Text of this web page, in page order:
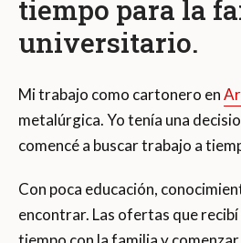
tiempo para la
universitario.
Mi trabajo como cartonero en
metalúrgica. Yo tenía una
comencé a buscar trabajo a
Con poca educación,
encontrar. Las ofertas que